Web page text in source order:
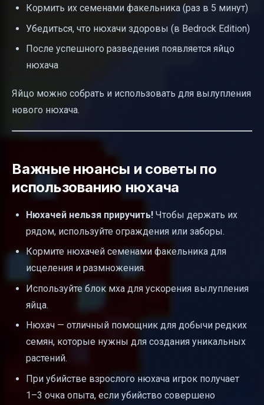
Кормить их семенами факельника (раз в 5 минут)
Убедиться, что нюхачи здоровы (в Bedrock Edition)
После успешного разведения появляется яйцо
нюхача
Яйцо можно собрать и использовать для вылупления
нового нюхача.
Важные нюансы и советы по
использованию нюхача
Нюхачей нельзя приручить! Чтобы держать их
рядом, используйте ограждения или заборы.
Кормите нюхачей семенами факельника для
исцеления и размножения.
Используйте блок мха для ускорения вылупления
яйца.
Нюхач — отличный помощник для добычи редких
семян, которые нужны для создания уникальных
растений.
При убийстве взрослого нюхача игрок получает
1–3 очка опыта, если убийство совершено